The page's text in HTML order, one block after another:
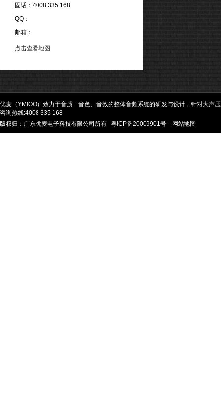
固话：4008 335 168
QQ：
邮箱：
点击查看地图
优麦（YMIOO）致力于音质、音色、音效的整体音频系统的研发与设计，针对大
咨询热线:4008 335 168
版权归：广东优麦电子科技有限公司所有 粤ICP备20009901号 网站地图